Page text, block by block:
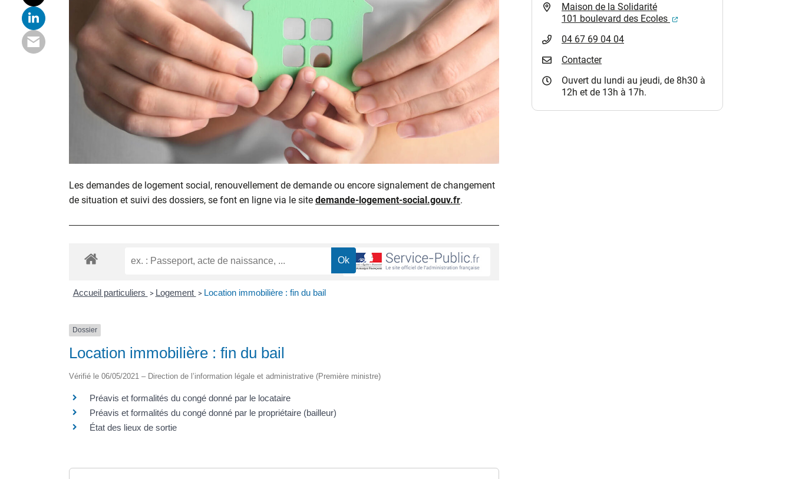
Les demandes de logement social, renouvellement de demande ou encore signalement de changement
de situation et suivi des dossiers, se font en ligne via le site demande-logement-social.gouv.fr.
Accueil particuliers > Logement > Location immobilière : fin du bail
Dossier
Location immobilière : fin du bail
Vérifié le 06/05/2021 – Direction de l’information légale et administrative (Première ministre)
Préavis et formalités du congé donné par le locataire
Préavis et formalités du congé donné par le propriétaire (bailleur)
État des lieux de sortie
Maison de la Solidarité
101 boulevard des Ecoles
(ouverture dans un nouvel
04 67 69 04 04
Contacter
Ouvert du lundi au jeudi, de 8h30 à
12h et de 13h à 17h.